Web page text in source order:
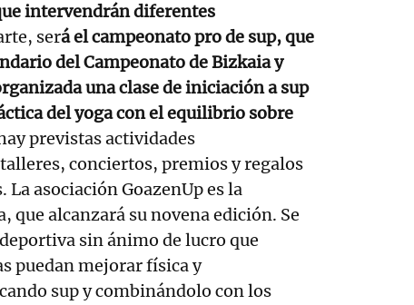
intervendrán diferentes
será el campeonato pro de sup, que
del Campeonato de Bizkaia y
una clase de iniciación a sup
del yoga con el equilibrio sobre
previstas actividades
conciertos, premios y regalos
asociación GoazenUp es la
que alcanzará su novena edición. Se
sin ánimo de lucro que
puedan mejorar física y
sup y combinándolo con los